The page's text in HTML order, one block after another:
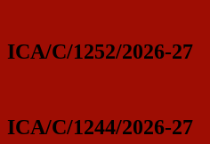
ICA/C/1252/2026-27
ICA/C/1244/2026-27